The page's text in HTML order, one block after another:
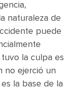
naturaleza de
puede
la culpa es
no ejerció un
la base de la